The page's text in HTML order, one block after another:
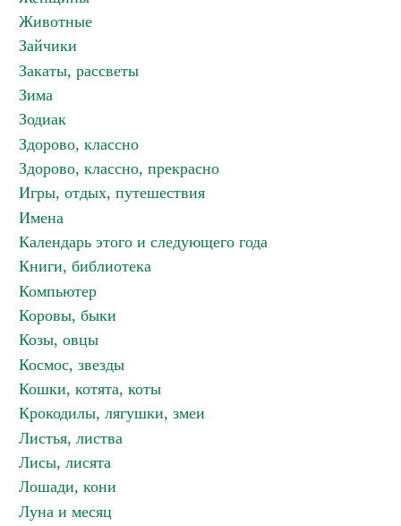
Животные
Зайчики
Закаты, рассветы
Зима
Зодиак
Здорово, классно
Здорово, классно, прекрасно
Игры, отдых, путешествия
Имена
Календарь этого и следующего года
Книги, библиотека
Компьютер
Коровы, быки
Козы, овцы
Космос, звезды
Кошки, котята, коты
Крокодилы, лягушки, змеи
Листья, листва
Лисы, лисята
Лошади, кони
Луна и месяц